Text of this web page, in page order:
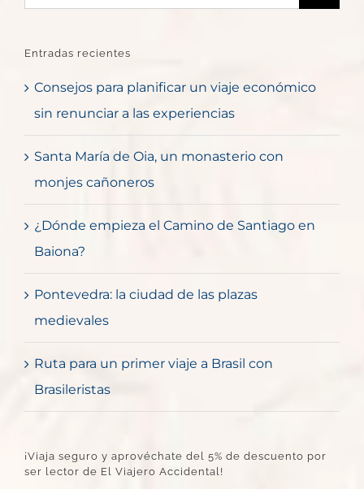
Entradas recientes
Consejos para planificar un viaje económico
sin renunciar a las experiencias
Santa María de Oia, un monasterio con
monjes cañoneros
¿Dónde empieza el Camino de Santiago en
Baiona?
Pontevedra: la ciudad de las plazas
medievales
Ruta para un primer viaje a Brasil con
Brasileristas
¡Viaja seguro y aprovéchate del 5% de descuento por
ser lector de El Viajero Accidental!